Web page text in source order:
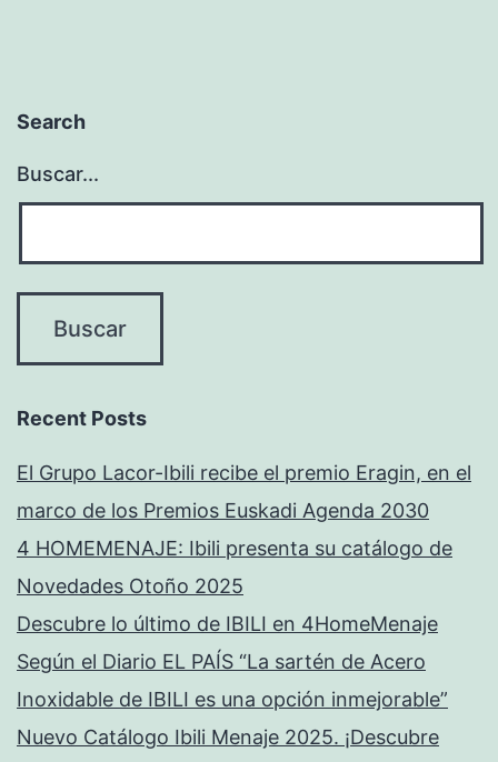
Search
Buscar...
Recent Posts
El Grupo Lacor-Ibili recibe el premio Eragin, en el
marco de los Premios Euskadi Agenda 2030
4 HOMEMENAJE: Ibili presenta su catálogo de
Novedades Otoño 2025
Descubre lo último de IBILI en 4HomeMenaje
Según el Diario EL PAÍS “La sartén de Acero
Inoxidable de IBILI es una opción inmejorable”
Nuevo Catálogo Ibili Menaje 2025. ¡Descubre